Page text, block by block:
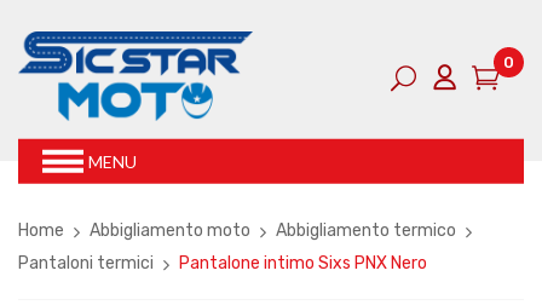
0
MENU
Home Abbigliamento moto
Abbigliamento termico
Pantaloni termici
Pantalone intimo Sixs PNX Nero